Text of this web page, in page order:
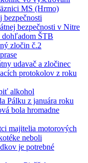
MS (Hrmo)
bezpečnosti
bezpečnosti v Nitre
dohľadom ŠTB
zločin č.2
udavač a zločinec
protokolov z roku
alkohol
Pálku z januára roku
bola hromadne
majitelia motorových
neboli
je potrebné